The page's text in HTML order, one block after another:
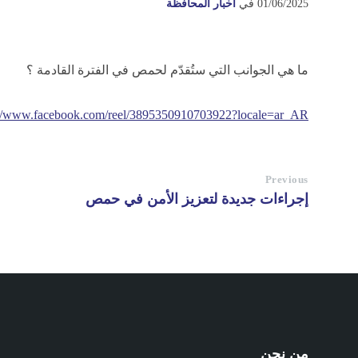
01/06/2025 في أخبار المحافظة
ما هي الجوانب التي ستُقدّم لحمص في الفترة القادمة ؟
www.facebook.com/reel/3895350910703922?locale=ar_AR
Previous
إجراءات جديدة لتعزيز الأمن في حمص
من نحن